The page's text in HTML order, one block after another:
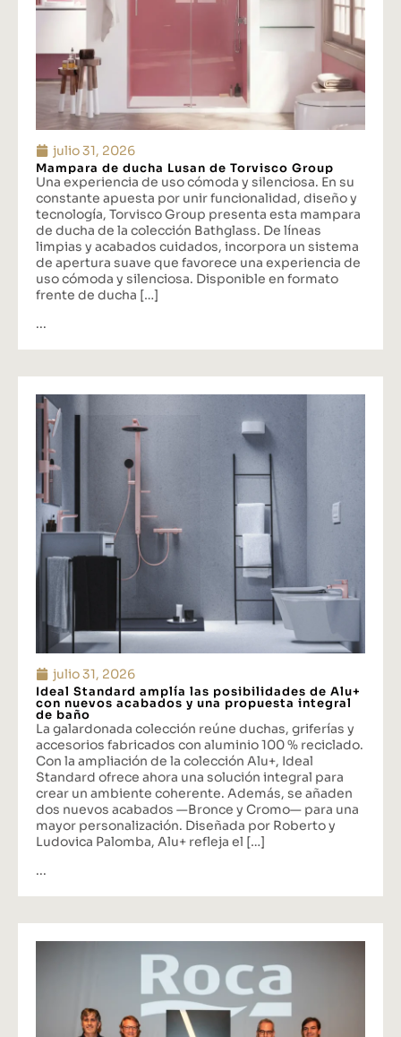
julio 31, 2026
Mampara de ducha Lusan de Torvisco Group
Una experiencia de uso cómoda y silenciosa. En su
constante apuesta por unir funcionalidad, diseño y
tecnología, Torvisco Group presenta esta mampara
de ducha de la colección Bathglass. De líneas
limpias y acabados cuidados, incorpora un sistema
de apertura suave que favorece una experiencia de
uso cómoda y silenciosa. Disponible en formato
frente de ducha […]
...
julio 31, 2026
Ideal Standard amplía las posibilidades de Alu+
con nuevos acabados y una propuesta integral
de baño
La galardonada colección reúne duchas, griferías y
accesorios fabricados con aluminio 100 % reciclado.
Con la ampliación de la colección Alu+, Ideal
Standard ofrece ahora una solución integral para
crear un ambiente coherente. Además, se añaden
dos nuevos acabados —Bronce y Cromo— para una
mayor personalización. Diseñada por Roberto y
Ludovica Palomba, Alu+ refleja el […]
...